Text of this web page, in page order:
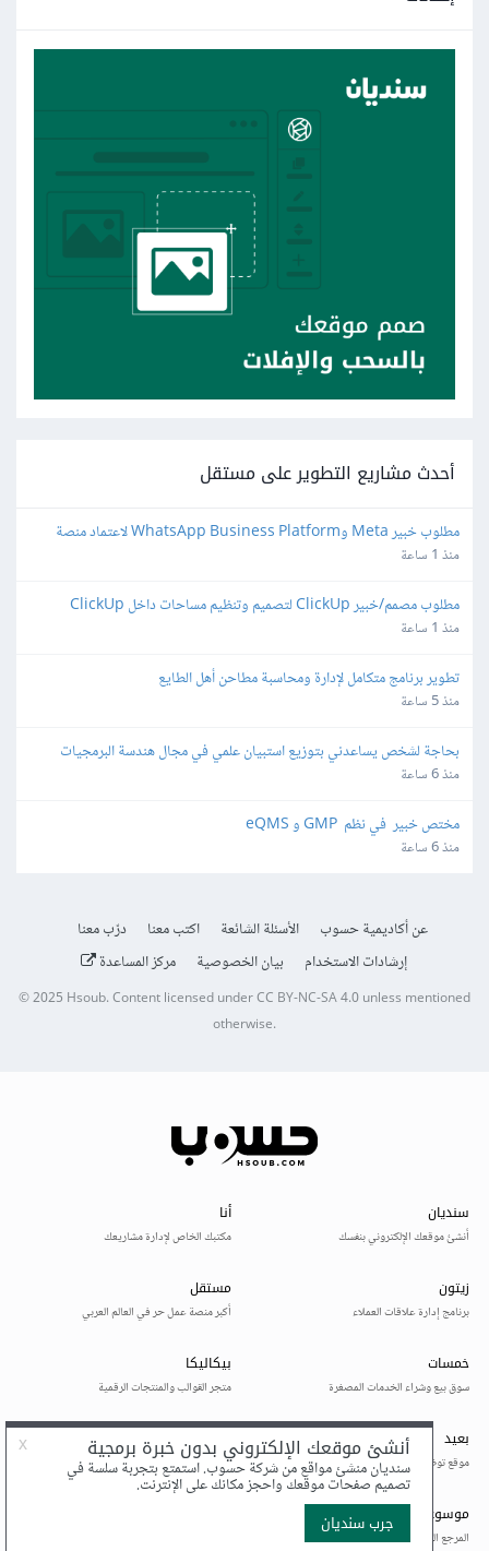
أحدث مشاريع التطوير على مستقل
واتساب
منذ 1 ساعة
مطلوب مصمم/خبير ClickUp لتصميم وتنظيم مساحات داخل ClickUp
منذ 1 ساعة
تطوير برنامج متكامل لإدارة ومحاسبة مطاحن أهل الطايع
منذ 5 ساعة
بحاجة لشخص يساعدني بتوزيع استبيان علمي في مجال هندسة البرمجيات
منذ 6 ساعة
مختص خبير  في نظم  GMP و eQMS
منذ 6 ساعة
عن أكاديمية حسوب الأسئلة الشائعة اكتب معنا
درّب معنا
إرشادات الاستخدام
بيان الخصوصية مركز المساعدة
© 2025 Hsoub.Content licensed underCC BY-NC-SA 4.0unless mentioned
otherwise.